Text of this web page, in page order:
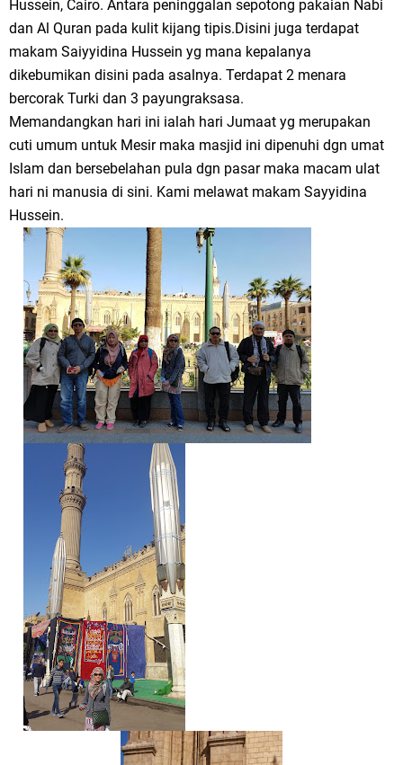
Hussein, Cairo. Antara peninggalan sepotong pakaian Nabi
dan Al Quran pada kulit kijang tipis.Disini juga terdapat
makam Saiyyidina Hussein yg mana kepalanya
dikebumikan disini pada asalnya. Terdapat 2 menara
bercorak Turki dan 3 payungraksasa.
Memandangkan hari ini ialah hari Jumaat yg merupakan
cuti umum untuk Mesir maka masjid ini dipenuhi dgn umat
Islam dan bersebelahan pula dgn pasar maka macam ulat
hari ni manusia di sini. Kami melawat makam Sayyidina
Hussein.